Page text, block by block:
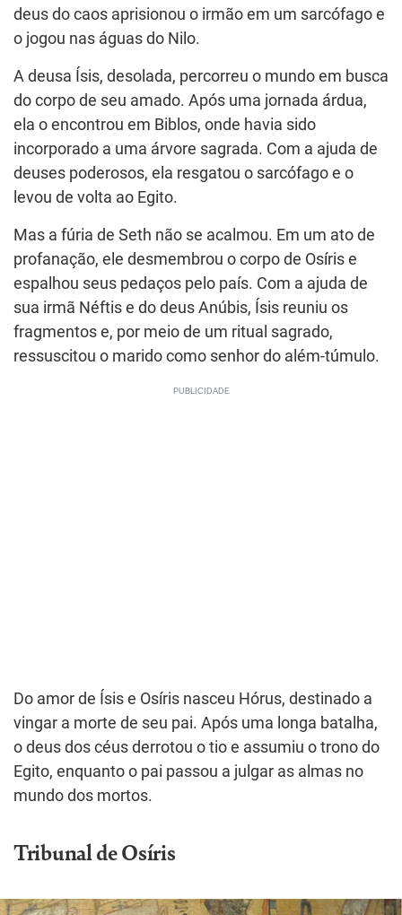
deus do caos aprisionou o irmão em um sarcófago e
o jogou nas águas do Nilo.
A deusa Ísis, desolada, percorreu o mundo em busca
do corpo de seu amado. Após uma jornada árdua,
ela o encontrou em Biblos, onde havia sido
incorporado a uma árvore sagrada. Com a ajuda de
deuses poderosos, ela resgatou o sarcófago e o
levou de volta ao Egito.
Mas a fúria de Seth não se acalmou. Em um ato de
profanação, ele desmembrou o corpo de Osíris e
espalhou seus pedaços pelo país. Com a ajuda de
sua irmã Néftis e do deus Anúbis, Ísis reuniu os
fragmentos e, por meio de um ritual sagrado,
ressuscitou o marido como senhor do além-túmulo.
Do amor de Ísis e Osíris nasceu Hórus, destinado a
vingar a morte de seu pai. Após uma longa batalha,
o deus dos céus derrotou o tio e assumiu o trono do
Egito, enquanto o pai passou a julgar as almas no
mundo dos mortos.
Tribunal de Osíris